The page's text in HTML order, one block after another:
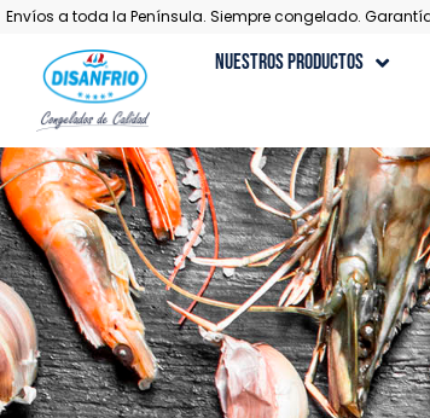
Envíos a toda la Península. Siempre congelado.
Nuestros Productos
Recetas con Carne
Recetas Gourmet
Recetas con Marisco
Recetas con Pescado
Recetas de Postres